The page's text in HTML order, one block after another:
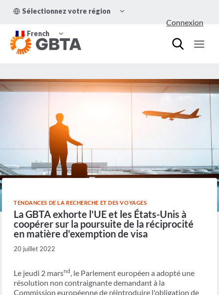
Sélectionnez votre région
LE
French
LE
MENU
ENFANT
Connexion
TENDANCES DE LA RECHERCHE ET DES VOYAGES
La GBTA exhorte l'UE et les États-Unis à
coopérer sur la poursuite de la réciprocité
en matière d'exemption de visa
20 juillet 2022
Le jeudi 2 marsnd , le Parlement européen a adopté une
résolution non contraignante demandant à la
Commission européenne de réintroduire l'obligation de